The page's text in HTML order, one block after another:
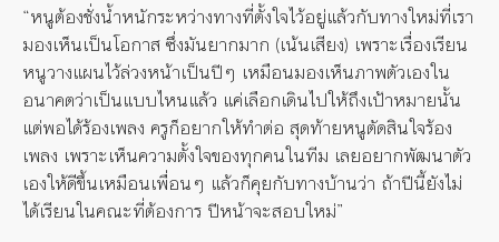
“หนูต้องชั่งน้ำหนักระหว่างทางที่ตั้งใจไว้อยู่แล้วกับทางใหม่ที่เรา
มองเห็นเป็นโอกาส ซึ่งมันยากมาก (เน้นเสียง) เพราะเรื่องเรียน
หนูวางแผนไว้ล่วงหน้าเป็นปีๆ เหมือนมองเห็นภาพตัวเองใน
อนาคตว่าเป็นแบบไหนแล้ว แค่เลือกเดินไปให้ถึงเป้าหมายนั้น
แต่พอได้ร้องเพลง ครูก็อยากให้ทำต่อ สุดท้ายหนูตัดสินใจร้อง
เพลง เพราะเห็นความตั้งใจของทุกคนในทีม เลยอยากพัฒนาตัว
เองให้ดีขึ้นเหมือนเพื่อนๆ แล้วก็คุยกับทางบ้านว่า ถ้าปีนี้ยังไม่
ได้เรียนในคณะที่ต้องการ ปีหน้าจะสอบใหม่”